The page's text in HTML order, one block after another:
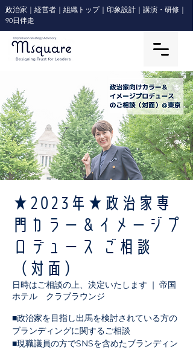
政治家｜経営者｜組織トップ｜印象設計｜講演・研修｜
90日伴走
★2023年★政治家専
門カラー＆イメージプ
ロデュース ご相談
（対面）
日時はご相談の上、決定いたします
  |
帝国
ホテル クラブラウンジ
■政治家を目指し出馬を検討されている方の
ブランディングに関するご相談
■現職議員の方でSNSを含めたブランディン